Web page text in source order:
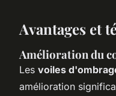
Avantages et
Amélioration du
Les voiles
amélioration